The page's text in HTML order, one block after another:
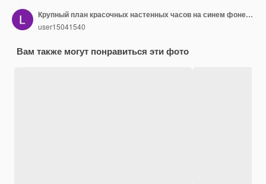
Крупный план красочных настенных часов на синем фоне. Минималистичное плоское изображение пластиковых настенных часов.
user15041540
Вам также могут понравиться эти фото